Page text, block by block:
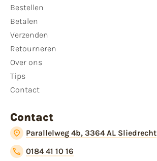
Bestellen
Betalen
Verzenden
Retourneren
Over ons
Tips
Contact
Contact
Parallelweg 4b, 3364 AL Sliedrecht
0184 41 10 16